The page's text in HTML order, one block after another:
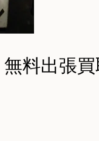
無料出張